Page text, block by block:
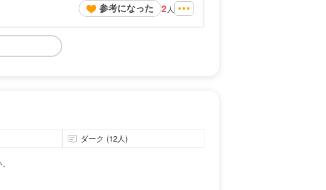
参考になった 2 人
ダーク (12人)